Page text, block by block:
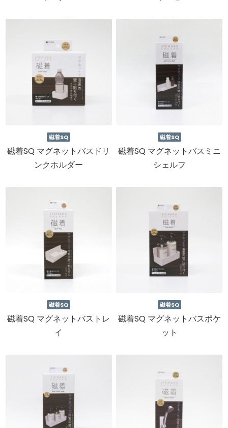
磁着SQ
磁着SQ マグネットバスドリ
ンクホルダー
磁着SQ
磁着SQ マグネットバスミニ
シェルフ
磁着SQ
磁着SQ マグネットバストレ
イ
磁着SQ
磁着SQ マグネットバスポケ
ット